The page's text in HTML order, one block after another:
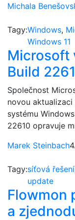
Michala
Tagy:Windows,
Windows 11
Microsoft
Build
Společnost
novou
systému
22610 opravuje
Marek Steinbach
Tagy:síťová řešení
update
Flowmon
a